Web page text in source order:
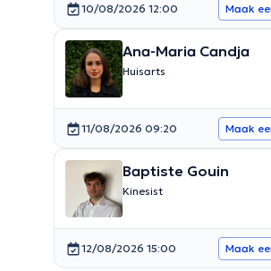
10/08/2026 12:00 Maak
Ana-Maria Candja
Huisarts
11/08/2026 09:20 Maak
Baptiste Gouin
Kinesist
12/08/2026 15:00 Maak